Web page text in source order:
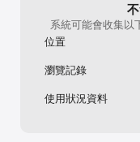
不升級也能使用主要功
GRASS 讓交友不再只是
下載 GRASS，讓每一次
系統可能會收集以
位置
瀏覽記錄
使用狀況資料